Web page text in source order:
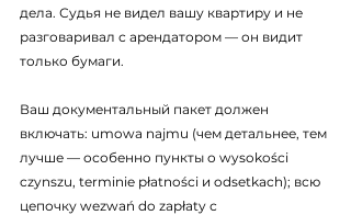
дела. Судья не видел вашу квартиру и не
разговаривал с арендатором — он видит
только бумаги.
Ваш документальный пакет должен
включать: umowa najmu (чем детальнее, тем
лучше — особенно пункты о wysokości
czynszu, terminie płatności и odsetkach); всю
цепочку wezwań do zapłaty с